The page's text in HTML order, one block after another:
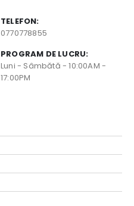
TELEFON:
0770778855
PROGRAM DE LUCRU:
Luni - Sâmbătă - 10:00AM -
17:00PM